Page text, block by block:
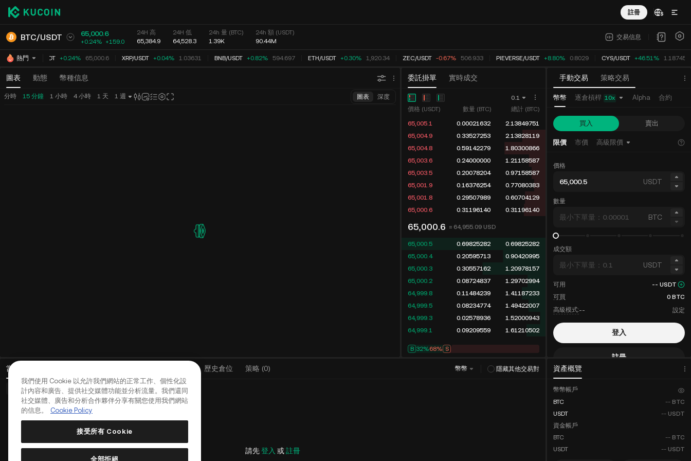
註冊
BTC/USDT 65,000.6
+0.24% +159.0
24H 高
65,384.9
24H 低
64,528.3
24h 量 (BTC)
1.39K
24h 額 (USDT)
90.44M
交易信息
熱門BTC USDT +0.24% 65,000.6 XRP/USDT +0.04% 1.03631 BNB/USDT +0.82% 594.697 ETH/USDT +0.30% 1,920.34 ZEC/USDT -0.67% 506.933 PIEVERSE/USDT +8.80% 0.8029 CYS/USDT +46.51% 1.18745
圖表 動態 幣種信息 委託掛單 實時成交
當前委託 歷史倉位 策略 (0) 幣幣 隱藏其他交易對
手動交易 策略交易
資產概覽
分時 15 分鐘 1 小時 4 小時 1 天 1 週 圖表 深度
0.1
價格 (USDT)
數量 (BTC)
總計 (BTC)
65,005.1
0.00021632
2.13849751
65,004.9
0.33527253
2.13828119
65,004.8
0.59142279
1.80300866
65,003.6
0.24000000
1.21158587
65,003.5
0.20078204
0.97158587
65,001.9
0.16376254
0.77080383
65,001.8
0.29507989
0.60704129
65,000.6
0.31196140 0.31196140
65,000.6 ≈ 64,955.09 USD
65,000.5 0.69825282
0.69825282
65,000.4
0.20595713
0.90420995
65,000.3
0.30557162
1.20978157
65,000.2
0.08724837
1.29702994
64,999.8
0.11484239
1.41187233
64,999.5
0.08234774
1.49422007
64,999.3
0.02578936
1.52000943
64,999.1
0.09209559 1.61210502
B 32%68% S
基礎委託 (0) 高級委託 (0) TWAP訂單 (0)
請先登入 或註冊
幣幣 逐倉槓桿 10x Alpha 合約
買入 賣出
限價 市價 高級限價
價格
USDT
數量
BTC
成交額
USDT
可用 -- USDT
可買
0 BTC
高級模式:-- 設定
登入
註冊
手續費優惠
幣幣帳戶
BTC
-- BTC
USDT
-- USDT
資金帳戶
BTC
-- BTC
USDT
-- USDT
我們使用 Cookie 以允許我們網站的正常工作、個性化設
計內容和廣告、提供社交媒體功能並分析流量。我們還同
社交媒體、廣告和分析合作夥伴分享有關您使用我們網站
的信息。
Cookie Policy
接受所有 Cookie
全部拒絕